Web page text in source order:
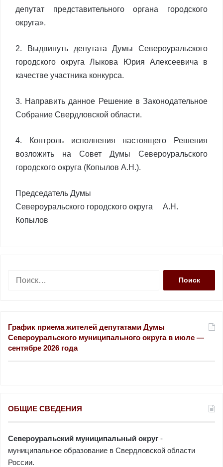
депутат представительного органа городского
округа».
2. Выдвинуть депутата Думы Североуральского
городского округа Лыкова Юрия Алексеевича в
качестве участника конкурса.
3. Направить данное Решение в Законодательное
Собрание Свердловской области.
4. Контроль исполнения настоящего Решения
возложить на Совет Думы Североуральского
городского округа (Копылов А.Н.).
Председатель Думы
Североуральского городского округа А.Н.
Копылов
:
График приема жителей депутатами Думы
Североуральского муниципального округа в июле —
сентябре 2026 года
ОБЩИЕ СВЕДЕНИЯ
Североуральский муниципальный округ -
муниципальное образование в Свердловской области
России.